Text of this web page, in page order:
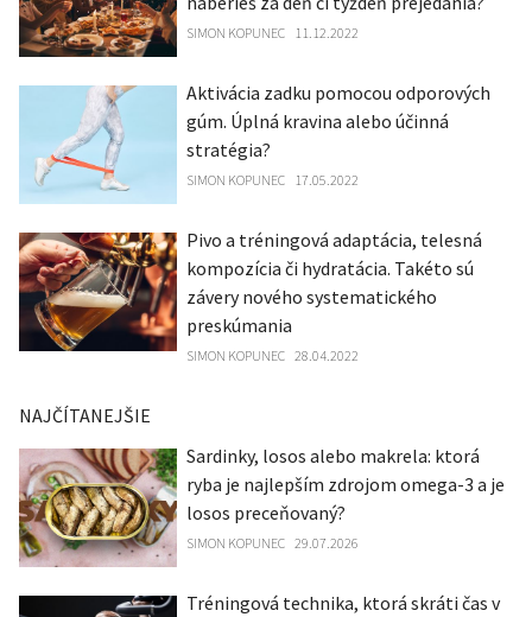
SIMON KOPUNEC 11.12.2022
Aktivácia zadku pomocou odporových
gúm. Úplná kravina alebo účinná
stratégia?
SIMON KOPUNEC 17.05.2022
Pivo a tréningová adaptácia, telesná
kompozícia či hydratácia. Takéto sú
závery nového systematického
preskúmania
SIMON KOPUNEC 28.04.2022
NAJČÍTANEJŠIE
Sardinky, losos alebo makrela: ktorá
ryba je najlepším zdrojom omega-3 a je
losos preceňovaný?
SIMON KOPUNEC 29.07.2026
Tréningová technika, ktorá skráti čas v